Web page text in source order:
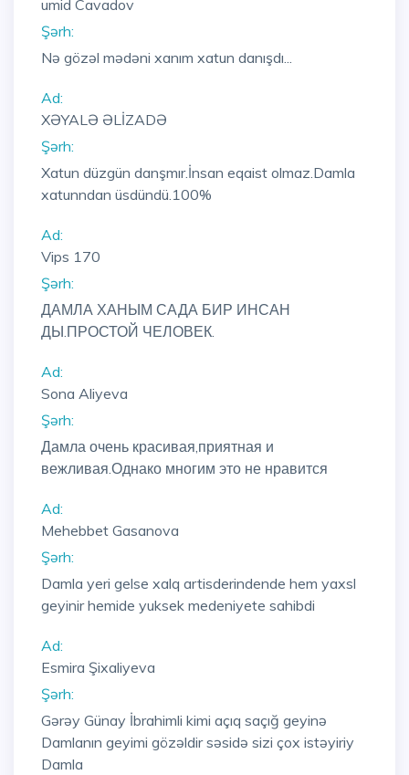
umid Cavadov
Şərh:
Nə gözəl mədəni xanım xatun danışdı...
Ad:
XƏYALƏ ƏLİZADƏ
Şərh:
Xatun düzgün danşmır.İnsan eqaist olmaz.Damla
xatunndan üsdündü.100%
Ad:
Vips 170
Şərh:
ДАМЛА ХАНЫМ САДА БИР ИНСАН
ДЫ.ПРОСТОЙ ЧЕЛОВЕК.
Ad:
Sona Aliyeva
Şərh:
Дамла очень красивая,приятная и
вежливая.Однако многим это не нравится
Ad:
Mehebbet Gasanova
Şərh:
Damla yeri gelse xalq artisderindende hem yaxsl
geyinir hemide yuksek medeniyete sahibdi
Ad:
Esmira Şixaliyeva
Şərh:
Gərəy Günay İbrahimli kimi açıq saçığ geyinə
Damlanın geyimi gözəldir səsidə sizi çox istəyiriy
Damla